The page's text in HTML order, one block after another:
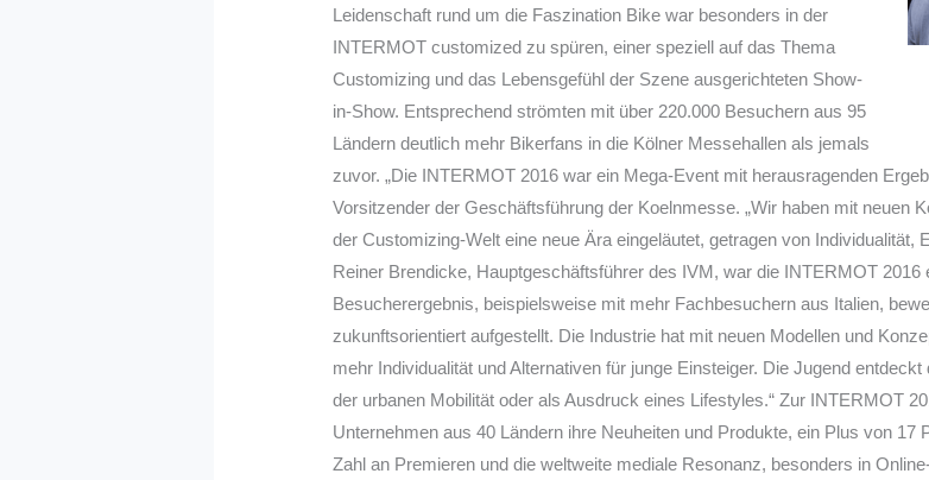
Leidenschaft rund um die Faszination Bike war besonders in der
INTERMOT customized zu spüren, einer speziell auf das Thema
Customizing und das Lebensgefühl der Szene ausgerichteten Show-
in-Show. Entsprechend strömten mit über 220.000 Besuchern aus 95
Ländern deutlich mehr Bikerfans in die Kölner Messehallen als jemals
zuvor. „Die INTERMOT 2016 war ein Mega-Event mit herausragenden
Vorsitzender der Geschäftsführung der Koelnmesse. „Wir haben mit neuen
der Customizing-Welt eine neue Ära eingeläutet, getragen von Individualität,
Reiner Brendicke, Hauptgeschäftsführer des IVM, war die INTERMOT 2016
Besucherergebnis, beispielsweise mit mehr Fachbesuchern aus Italien,
zukunftsorientiert aufgestellt. Die Industrie hat mit neuen Modellen und
mehr Individualität und Alternativen für junge Einsteiger. Die Jugend
der urbanen Mobilität oder als Ausdruck eines Lifestyles.“ Zur INTERMOT
Unternehmen aus 40 Ländern ihre Neuheiten und Produkte, ein Plus von 17
Zahl an Premieren und die weltweite mediale Resonanz, besonders in